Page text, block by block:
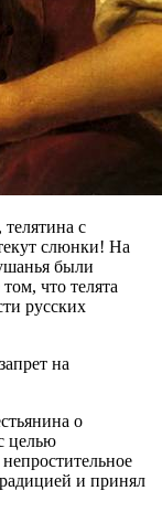
с
слюнки! На
были
что телята
русских
на
о
целью
и принял